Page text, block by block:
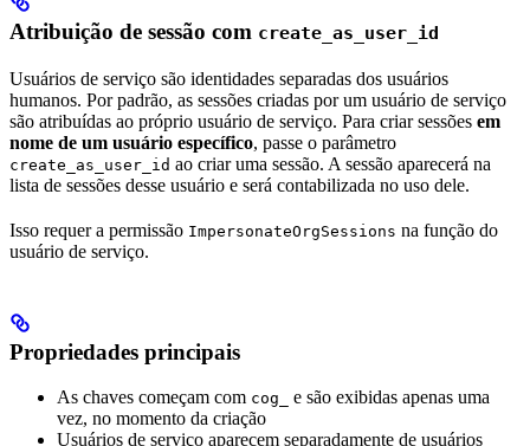
Atribuição de sessão com create_as_user_id
Usuários de serviço são identidades separadas dos usuários
humanos. Por padrão, as sessões criadas por um usuário de serviço
são atribuídas ao próprio usuário de serviço. Para criar sessões em
nome de um usuário específico, passe o parâmetro
create_as_user_id ao criar uma sessão. A sessão aparecerá na
lista de sessões desse usuário e será contabilizada no uso dele.
Isso requer a permissão ImpersonateOrgSessions na função do
usuário de serviço.
Propriedades principais
As chaves começam com cog_
e são exibidas apenas uma
vez, no momento da criação
Usuários de serviço aparecem separadamente de usuários